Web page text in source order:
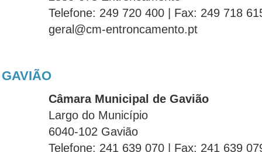
Telefone: 249 720 400 | Fax: 249 718
geral@cm-entroncamento.pt
GAVIÃO
Câmara Municipal de Gavião
Largo do Município
6040-102 Gavião
Telefone: 241 639 070 | Fax: 241 639